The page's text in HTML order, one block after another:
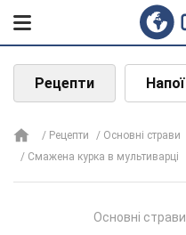
Рецепти Напої
Рецепти Основні страви
Смажена курка в мультиварці
Основні страви